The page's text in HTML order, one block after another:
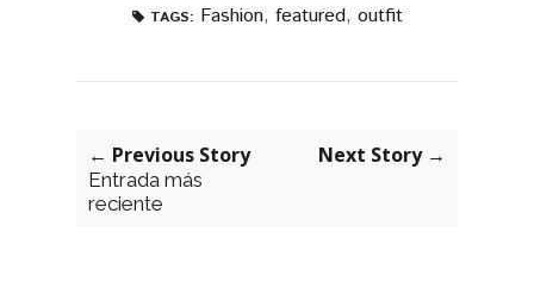
TAGS: Fashion, featured, outfit
← Previous Story
Entrada más
reciente
Next Story →